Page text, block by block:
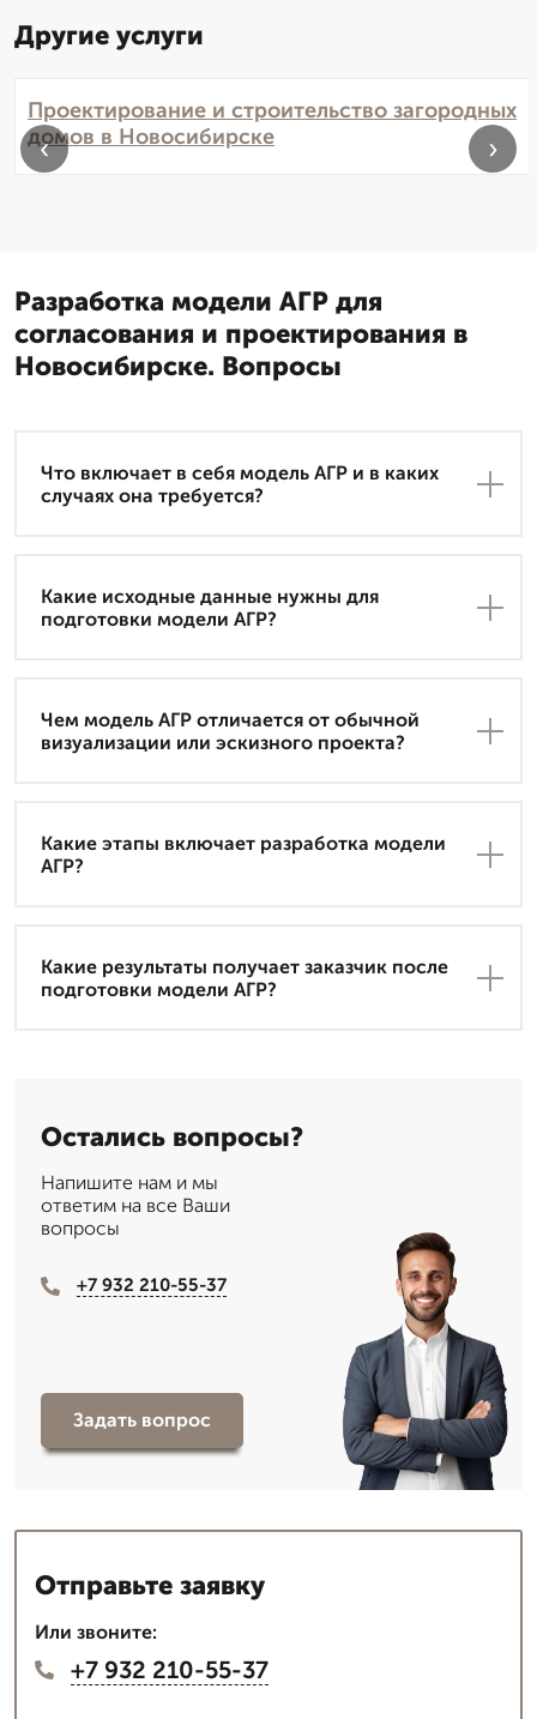
Другие услуги
Проектирование и строительство загородных
домов в Новосибирске
‹ ›
Разработка модели АГР для
согласования и проектирования в
Новосибирске. Вопросы
Что включает в себя модель АГР и в каких
случаях она требуется?
Какие исходные данные нужны для
подготовки модели АГР?
Чем модель АГР отличается от обычной
визуализации или эскизного проекта?
Какие этапы включает разработка модели
АГР?
Какие результаты получает заказчик после
подготовки модели АГР?
Остались вопросы?
Напишите нам и мы
ответим на все Ваши
вопросы
+7 932 210-55-37
Задать вопрос
Отправьте заявку
Или звоните:
+7 932 210-55-37